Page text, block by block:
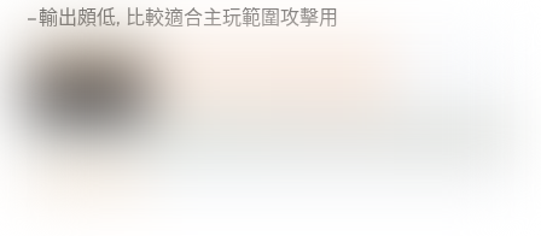
– 輸出頗低, 比較適合主玩範圍攻擊用